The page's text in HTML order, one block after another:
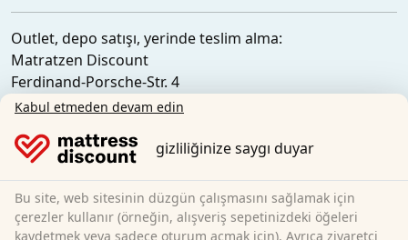
Outlet, depo satışı, yerinde teslim alma:
Matratzen Discount
Ferdinand-Porsche-Str. 4
52525 Heinsberg
Kabul etmeden devam edin
gizliliğinize saygı duyar
Bu site, web sitesinin düzgün çalışmasını sağlamak için
çerezler kullanır (örneğin, alışveriş sepetinizdeki öğeleri
kaydetmek veya sadece oturum açmak için). Ayrıca ziyaretçi